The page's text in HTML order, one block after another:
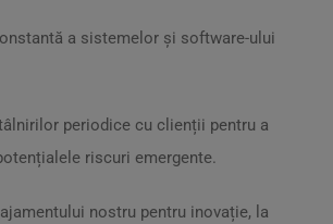
a sistemelor și software-ului
periodice cu clienții pentru a
riscuri emergente.
nostru pentru inovație, la